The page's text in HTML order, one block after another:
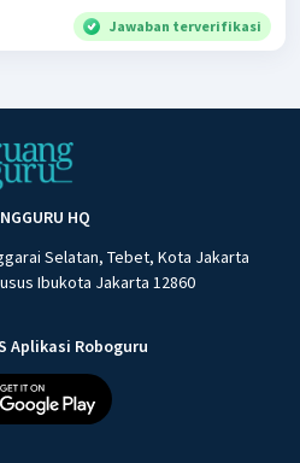
Jawaban terverifikasi
HQ
Selatan, Tebet, Kota Jakarta
Ibukota Jakarta 12860
Aplikasi Roboguru